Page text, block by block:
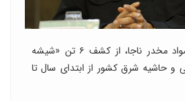
رئیس پلیس مبارزه با مواد مخدر ناجا، از کشف ۶ تن «شیشه
و حاشیه شرق کشور از ابتدای سال تا